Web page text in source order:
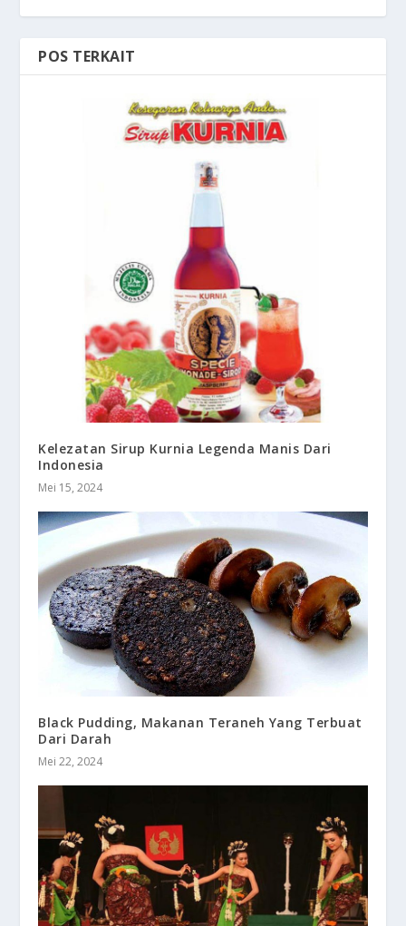
POS TERKAIT
Kelezatan Sirup Kurnia Legenda Manis Dari
Indonesia
Mei 15, 2024
Black Pudding, Makanan Teraneh Yang Terbuat
Dari Darah
Mei 22, 2024